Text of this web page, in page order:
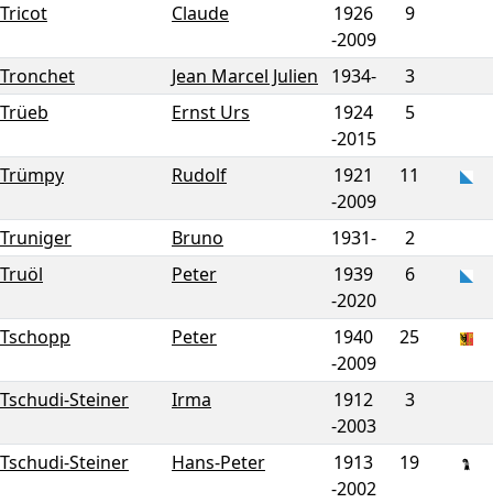
Tricot Claude
1926
-2009
9
Tronchet Jean Marcel Julien 1934-
3
Trüeb
Ernst Urs
1924
-2015
5
Trümpy Rudolf
1921
-2009
11
Truniger Bruno 1931-
2
Truöl
Peter
1939
-2020
6
Tschopp Peter
1940
-2009
25
Tschudi-Steiner Irma
1912
-2003
3
Tschudi-Steiner Hans-Peter
1913
-2002
19